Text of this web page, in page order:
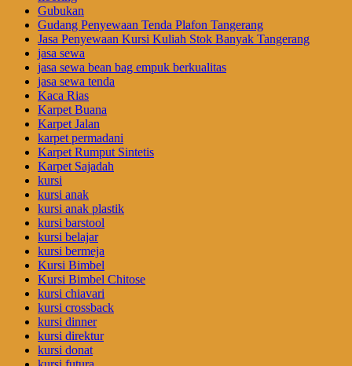
Gubukan
Gudang Penyewaan Tenda Plafon Tangerang
Jasa Penyewaan Kursi Kuliah Stok Banyak Tangerang
jasa sewa
jasa sewa bean bag empuk berkualitas
jasa sewa tenda
Kaca Rias
Karpet Buana
Karpet Jalan
karpet permadani
Karpet Rumput Sintetis
Karpet Sajadah
kursi
kursi anak
kursi anak plastik
kursi barstool
kursi belajar
kursi bermeja
Kursi Bimbel
Kursi Bimbel Chitose
kursi chiavari
kursi crossback
kursi dinner
kursi direktur
kursi donat